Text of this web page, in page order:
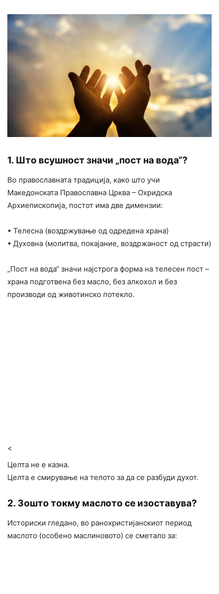
1. Што всушност значи „пост на вода“?
Во православната традиција, како што учи
Македонската Православна Црква – Охридска
Архиепископија, постот има две димензии:
• Телесна (воздржување од одредена храна)
• Духовна (молитва, покајание, воздржаност од страсти)
„Пост на вода“ значи најстрога форма на телесен пост –
храна подготвена без масло, без алкохол и без
производи од животинско потекло.
<
Целта не е казна.
Целта е смирување на телото за да се разбуди духот.
2. Зошто токму маслото се изоставува?
Историски гледано, во ранохристијанскиот период
маслото (особено маслиновото) се сметало за: